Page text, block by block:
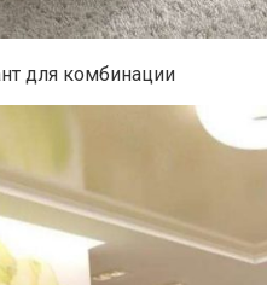
для комбинации